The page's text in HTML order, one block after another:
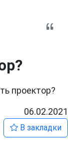
проектор?
06.02.2021
В закладки